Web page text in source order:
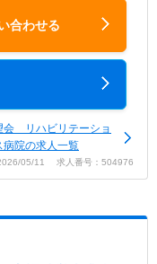
合わせる
会 リハビリテーショ
病院の求人一覧
05/11 求人番号：504976